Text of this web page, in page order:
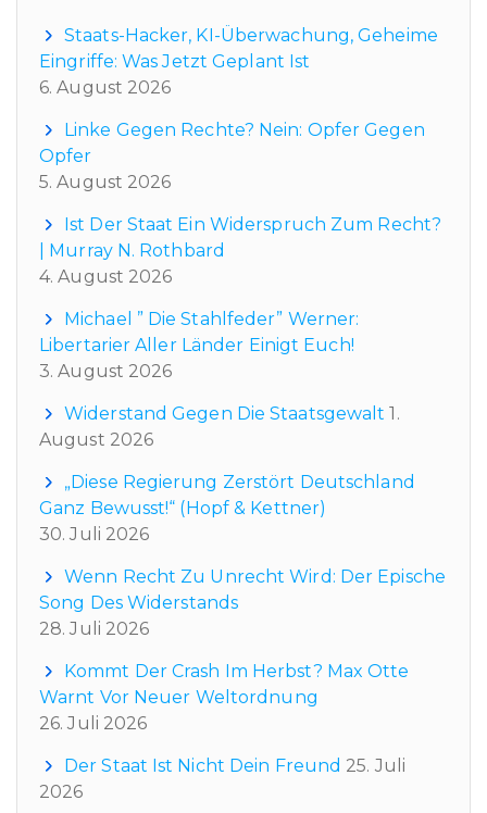
Staats-Hacker, KI-Überwachung, Geheime
Eingriffe: Was Jetzt Geplant Ist
6. August 2026
Linke Gegen Rechte? Nein: Opfer Gegen
Opfer
5. August 2026
Ist Der Staat Ein Widerspruch Zum Recht?
| Murray N. Rothbard
4. August 2026
Michael ” Die Stahlfeder” Werner:
Libertarier Aller Länder Einigt Euch!
3. August 2026
Widerstand Gegen Die Staatsgewalt 1.
August 2026
„Diese Regierung Zerstört Deutschland
Ganz Bewusst!“ (Hopf & Kettner)
30. Juli 2026
Wenn Recht Zu Unrecht Wird: Der Epische
Song Des Widerstands
28. Juli 2026
Kommt Der Crash Im Herbst? Max Otte
Warnt Vor Neuer Weltordnung
26. Juli 2026
Der Staat Ist Nicht Dein Freund 25. Juli
2026